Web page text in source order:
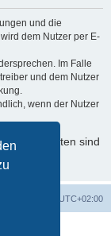
und die
dem Nutzer per E-
Im Falle
und dem Nutzer
wenn der Nutzer
Daten sind
UTC+02:00
Limited